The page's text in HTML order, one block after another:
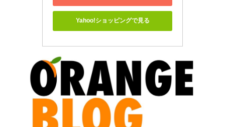
Yahoo!ショッピングで見る